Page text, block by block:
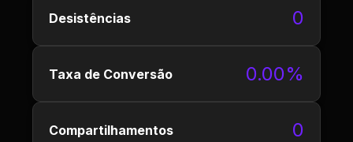
Desistências 0
Taxa de Conversão 0.00%
Compartilhamentos 0